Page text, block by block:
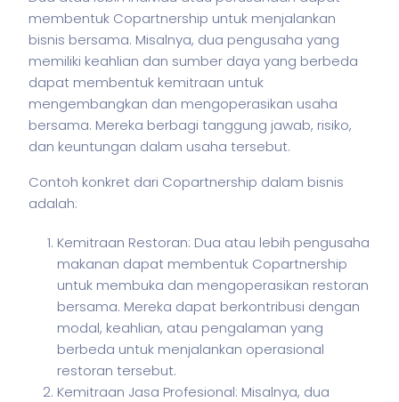
membentuk Copartnership untuk menjalankan
bisnis bersama. Misalnya, dua pengusaha yang
memiliki keahlian dan sumber daya yang berbeda
dapat membentuk kemitraan untuk
mengembangkan dan mengoperasikan usaha
bersama. Mereka berbagi tanggung jawab, risiko,
dan keuntungan dalam usaha tersebut.
Contoh konkret dari Copartnership dalam bisnis
adalah:
Kemitraan Restoran: Dua atau lebih pengusaha
makanan dapat membentuk Copartnership
untuk membuka dan mengoperasikan restoran
bersama. Mereka dapat berkontribusi dengan
modal, keahlian, atau pengalaman yang
berbeda untuk menjalankan operasional
restoran tersebut.
Kemitraan Jasa Profesional: Misalnya, dua